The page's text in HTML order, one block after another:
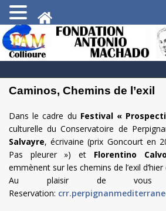
Caminos, Chemins de l’exil
Dans le cadre du Festival «
culturelle du Conservatoire de
Salvayre, écrivaine (prix Goncourt en
Pas pleurer ») et Florentino Calvo
emmènent sur les chemins de l’exil d’hier
Au plaisir de vous
Reservation: